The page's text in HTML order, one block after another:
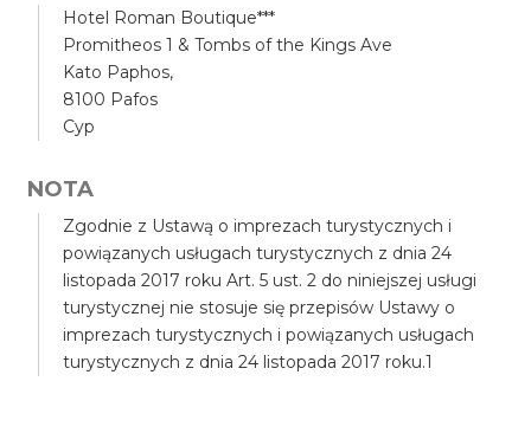
Hotel Roman Boutique***
Promitheos 1 & Tombs of the Kings Ave
Kato Paphos,
8100 Pafos
Cyp
NOTA
Zgodnie z Ustawą o imprezach turystycznych i
powiązanych usługach turystycznych z dnia 24
listopada 2017 roku Art. 5 ust. 2 do niniejszej usługi
turystycznej nie stosuje się przepisów Ustawy o
imprezach turystycznych i powiązanych usługach
turystycznych z dnia 24 listopada 2017 roku.1